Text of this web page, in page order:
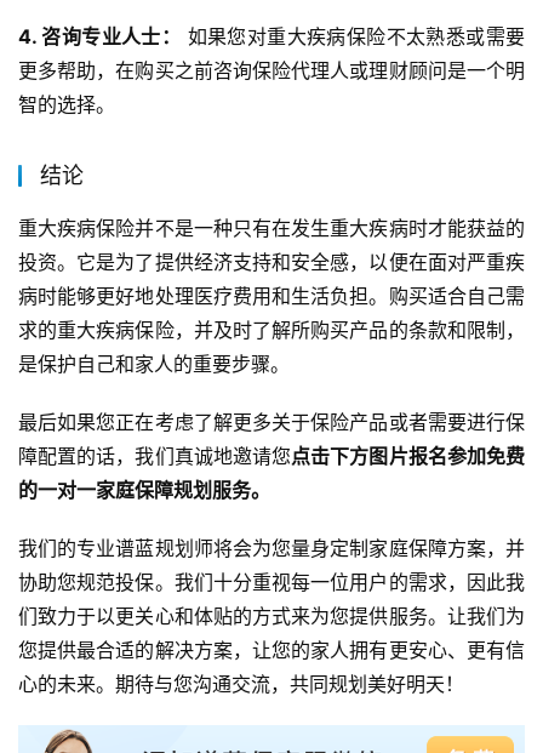
4. 咨询专业人士：
如果您对重大疾病保险不太熟悉或需要
更多帮助，在购买之前咨询保险代理人或理财顾问是一个明
智的选择。
结论
重大疾病保险并不是一种只有在发生重大疾病时才能获益的
投资。它是为了提供经济支持和安全感，以便在面对严重疾
病时能够更好地处理医疗费用和生活负担。购买适合自己需
求的重大疾病保险，并及时了解所购买产品的条款和限制，
是保护自己和家人的重要步骤。
最后如果您正在考虑了解更多关于保险产品或者需要进行保
障配置的话，我们真诚地邀请您点击下方图片报名参加免费
的一对一家庭保障规划服务。
我们的专业谱蓝规划师将会为您量身定制家庭保障方案，并
协助您规范投保。我们十分重视每一位用户的需求，因此我
们致力于以更关心和体贴的方式来为您提供服务。让我们为
您提供最合适的解决方案，让您的家人拥有更安心、更有信
心的未来。期待与您沟通交流，共同规划美好明天！